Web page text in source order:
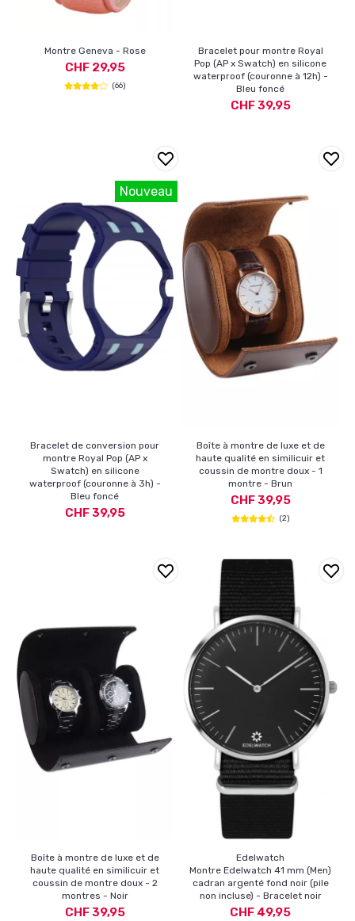
Montre Geneva - Rose
CHF 29,95
(66)
Bracelet pour montre Royal
Pop (AP x Swatch) en silicone
waterproof (couronne à 12h) -
Bleu foncé
CHF 39,95
Bracelet de conversion pour
montre Royal Pop (AP x
Swatch) en silicone
waterproof (couronne à 3h) -
Bleu foncé
CHF 39,95
Nouveau
Boîte à montre de luxe et de
haute qualité en similicuir et
coussin de montre doux - 1
montre - Brun
CHF 39,95
(2)
Boîte à montre de luxe et de
haute qualité en similicuir et
coussin de montre doux - 2
montres - Noir
CHF 39,95
Edelwatch
Montre Edelwatch 41 mm (Men)
cadran argenté fond noir (pile
non incluse) - Bracelet noir
CHF 49,95